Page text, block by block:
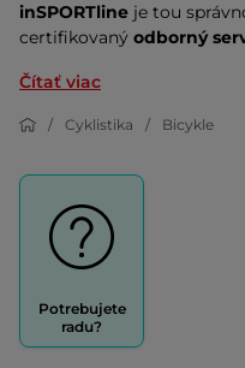
inSPORTline je tou
certifikovaný odborný
Čítať viac
Cyklistika Bicykle
Potrebujete
radu?